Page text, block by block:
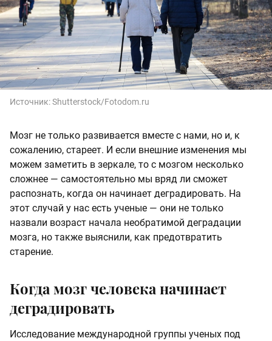
Источник:Shutterstock/Fotodom.ru
Мозг не только развивается вместе с нами, но и, к
сожалению, стареет. И если внешние изменения мы
можем заметить в зеркале, то с мозгом несколько
сложнее — самостоятельно мы вряд ли сможет
распознать, когда он начинает деградировать. На
этот случай у нас есть ученые — они не только
назвали возраст начала необратимой деградации
мозга, но также выяснили, как предотвратить
старение.
Когда мозг человека начинает
деградировать
Исследование международной группы ученых под